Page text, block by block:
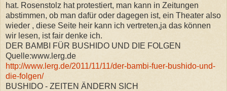
hat. Rosenstolz hat protestiert, man kann in Zeitungen
abstimmen, ob man dafür oder dagegen ist, ein Theater also
wieder , diese Seite heir kann ich vertreten,ja das können
wir lesen, ist fair denke ich.
DER BAMBI FÜR BUSHIDO UND DIE FOLGEN
Quelle:www.lerg.de
http://www.lerg.de/2011/11/11/der-bambi-fuer-bushido-und-
die-folgen/
BUSHIDO - ZEITEN ÄNDERN SICH